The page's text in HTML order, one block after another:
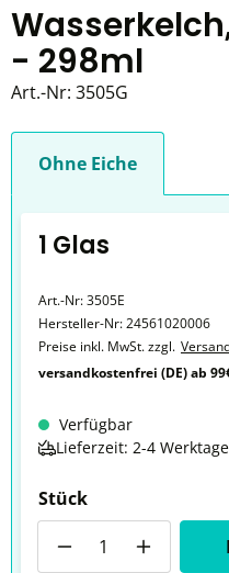
- 298ml
Art.-Nr: 3505G
Ohne Eiche
1 Glas
Art.-Nr:3505E
Hersteller-Nr:24561020006
Preise inkl. MwSt. zzgl.
versandkostenfrei (DE) ab
Verfügbar
Lieferzeit: 2-4
Stück